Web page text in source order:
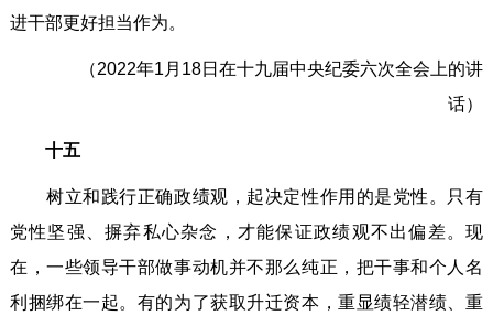
进干部更好担当作为。
（2022年1月18日在十九届中央纪委六次全会上的讲
话）
十五
树立和践行正确政绩观，起决定性作用的是党性。只有
党性坚强、摒弃私心杂念，才能保证政绩观不出偏差。现
在，一些领导干部做事动机并不那么纯正，把干事和个人名
利捆绑在一起。有的为了获取升迁资本，重显绩轻潜绩、重